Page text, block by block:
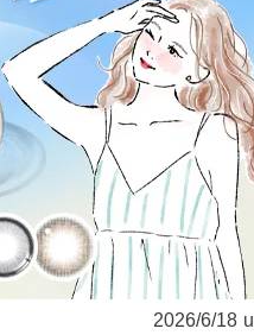
2026/6/18
覧を見る
乱視用カラコン
遠近両用カラコン
カラコン・サークルレンズ
カラコン・サークルレンズ
覧を見る 乱視用カラコン
クリアコンタクトレンズ
乱視用カラコン
乱視用カラコン